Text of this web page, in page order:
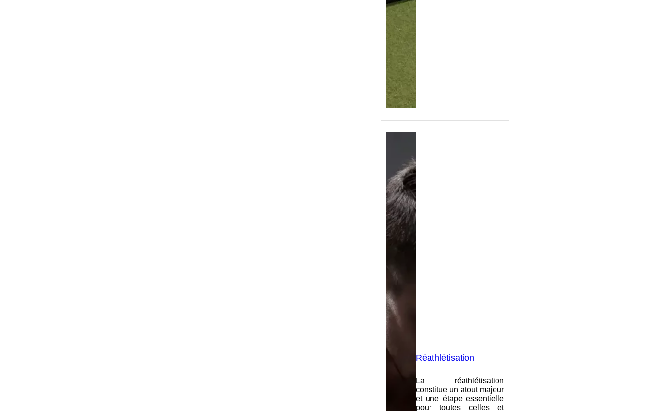
Réathlétisation
La réathlétisation
constitue un atout majeur
et une étape essentielle
pour toutes celles et